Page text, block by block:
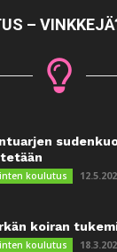
–
koulutus
koiran
koulutus